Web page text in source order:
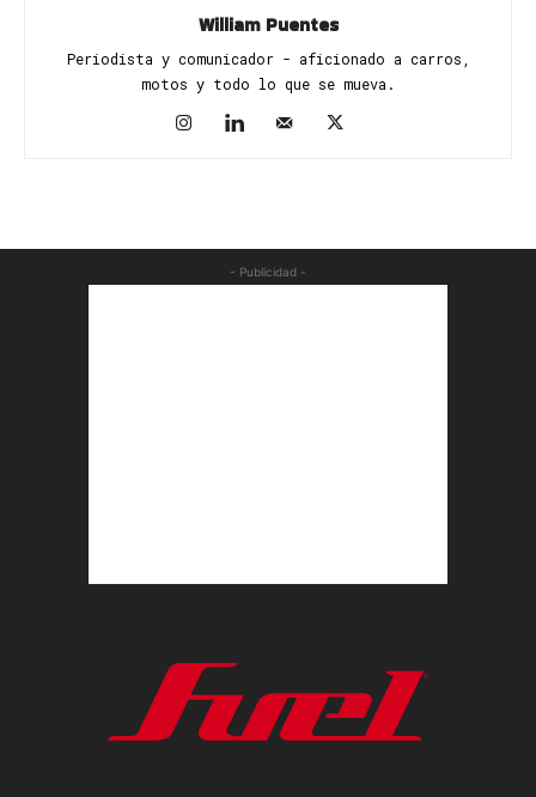
William Puentes
Periodista y comunicador - aficionado a carros,
motos y todo lo que se mueva.
- Publicidad -